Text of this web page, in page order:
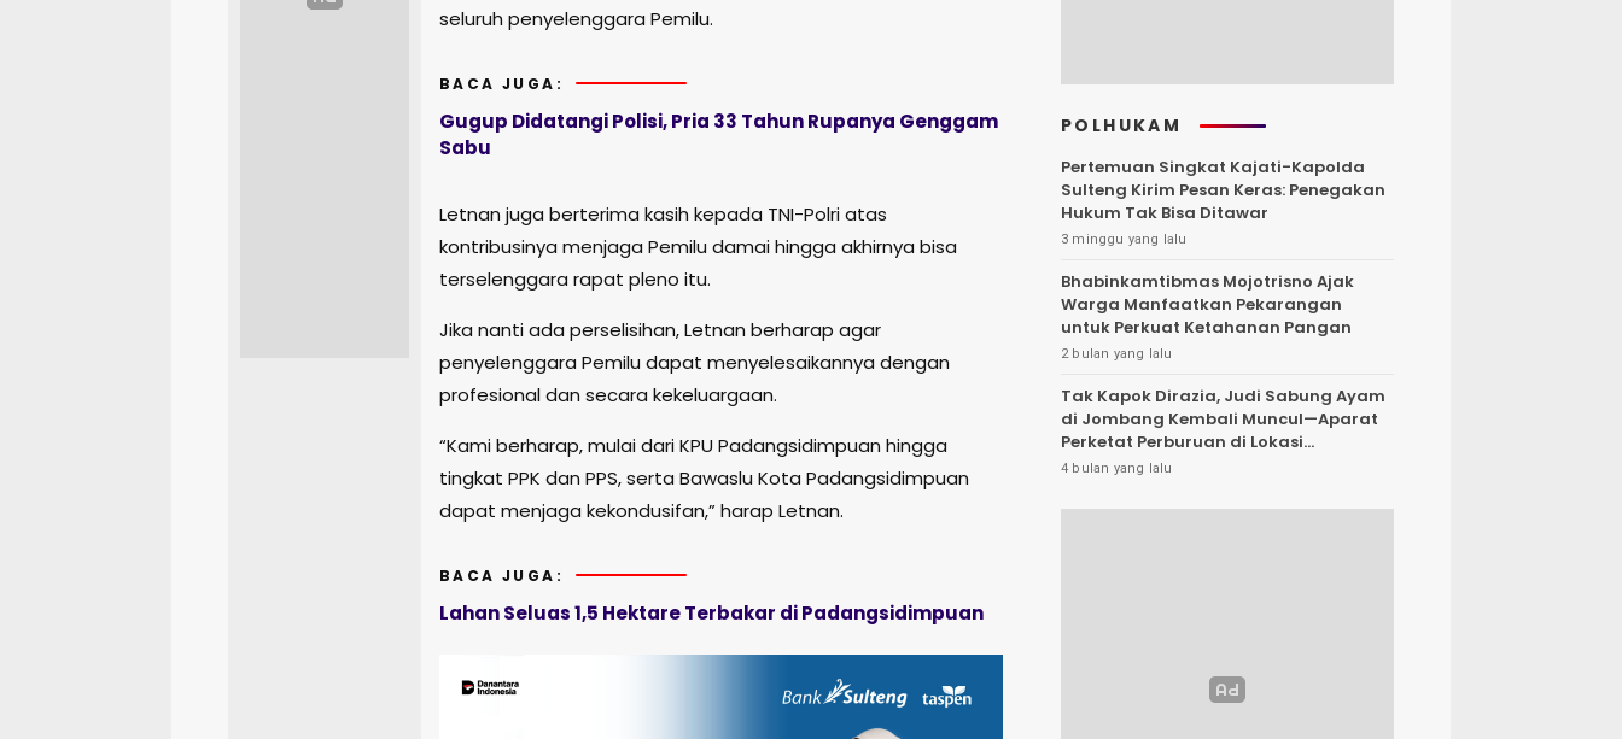
seluruh penyelenggara Pemilu.
BACA JUGA:
Gugup Didatangi Polisi, Pria 33 Tahun Rupanya Genggam
Sabu
Letnan juga berterima kasih kepada TNI-Polri atas
kontribusinya menjaga Pemilu damai hingga akhirnya bisa
terselenggara rapat pleno itu.
Jika nanti ada perselisihan, Letnan berharap agar
penyelenggara Pemilu dapat menyelesaikannya dengan
profesional dan secara kekeluargaan.
“Kami berharap, mulai dari KPU Padangsidimpuan hingga
tingkat PPK dan PPS, serta Bawaslu Kota Padangsidimpuan
dapat menjaga kekondusifan,” harap Letnan.
BACA JUGA:
Lahan Seluas 1,5 Hektare Terbakar di Padangsidimpuan
POLHUKAM
Pertemuan Singkat Kajati-Kapolda
Sulteng Kirim Pesan Keras: Penegakan
Hukum Tak Bisa Ditawar
3 minggu yang lalu
Bhabinkamtibmas Mojotrisno Ajak
Warga Manfaatkan Pekarangan
untuk Perkuat Ketahanan Pangan
2 bulan yang lalu
Tak Kapok Dirazia, Judi Sabung Ayam
di Jombang Kembali Muncul—Aparat
Perketat Perburuan di Lokasi
Tersembunyi
4 bulan yang lalu